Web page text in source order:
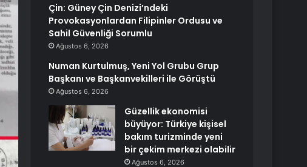
Çin: Güney Çin Denizi’ndeki
Provokasyonlardan Filipinler Ordusu ve
Sahil Güvenliği Sorumlu
Ağustos 6, 2026
Numan Kurtulmuş, Yeni Yol Grubu Grup
Başkanı ve Başkanvekilleri ile Görüştü
Ağustos 6, 2026
Güzellik ekonomisi
büyüyor: Türkiye kişisel
bakım turizminde yeni
bir çekim merkezi olabilir
Ağustos 6, 2026